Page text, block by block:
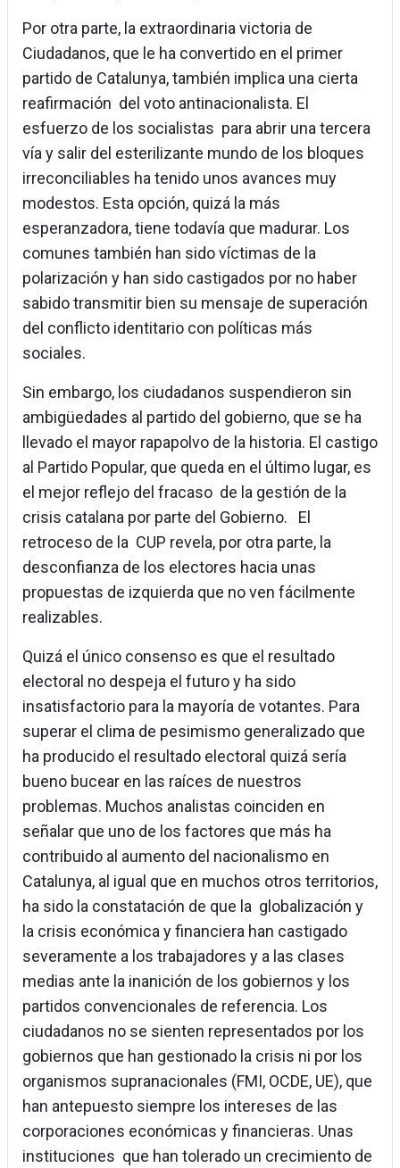
Por otra parte, la extraordinaria victoria de
Ciudadanos, que le ha convertido en el primer
partido de Catalunya, también implica una cierta
reafirmación del voto antinacionalista. El
esfuerzo de los socialistas para abrir una tercera
vía y salir del esterilizante mundo de los bloques
irreconciliables ha tenido unos avances muy
modestos. Esta opción, quizá la más
esperanzadora, tiene todavía que madurar. Los
comunes también han sido víctimas de la
polarización y han sido castigados por no haber
sabido transmitir bien su mensaje de superación
del conflicto identitario con políticas más
sociales.
Sin embargo, los ciudadanos suspendieron sin
ambigüedades al partido del gobierno, que se ha
llevado el mayor rapapolvo de la historia. El castigo
al Partido Popular, que queda en el último lugar, es
el mejor reflejo del fracaso de la gestión de la
crisis catalana por parte del Gobierno. El
retroceso de la CUP revela, por otra parte, la
desconfianza de los electores hacia unas
propuestas de izquierda que no ven fácilmente
realizables.
Quizá el único consenso es que el resultado
electoral no despeja el futuro y ha sido
insatisfactorio para la mayoría de votantes. Para
superar el clima de pesimismo generalizado que
ha producido el resultado electoral quizá sería
bueno bucear en las raíces de nuestros
problemas. Muchos analistas coinciden en
señalar que uno de los factores que más ha
contribuido al aumento del nacionalismo en
Catalunya, al igual que en muchos otros territorios,
ha sido la constatación de que la globalización y
la crisis económica y financiera han castigado
severamente a los trabajadores y a las clases
medias ante la inanición de los gobiernos y los
partidos convencionales de referencia. Los
ciudadanos no se sienten representados por los
gobiernos que han gestionado la crisis ni por los
organismos supranacionales (FMI, OCDE, UE), que
han antepuesto siempre los intereses de las
corporaciones económicas y financieras. Unas
instituciones que han tolerado un crecimiento de